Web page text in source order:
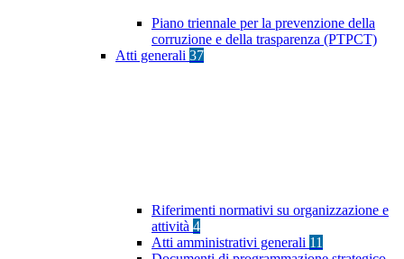
Piano triennale per la prevenzione della
corruzione e della trasparenza (PTPCT)
Atti generali 37
Riferimenti normativi su organizzazione e
attività 4
Atti amministrativi generali 11